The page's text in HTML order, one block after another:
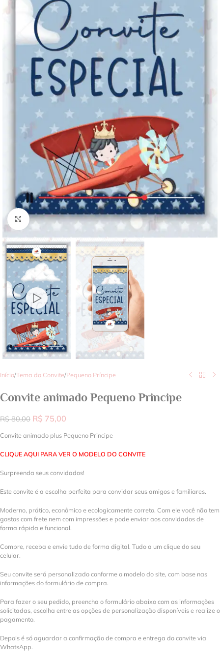
Clique para ampliar
Início/Tema do Convite/Pequeno Príncipe
Convite animado Pequeno Principe
R$80,00 R$ 75,00
Convite animado plus Pequeno Principe
CLIQUE AQUI PARA VER O MODELO DO CONVITE
Surpreenda seus convidados!
Este convite é a escolha perfeita para convidar seus amigos e familiares.
Moderno, prático, econômico e ecologicamente correto. Com ele você não tem
gastos com frete nem com impressões e pode enviar aos convidados de
forma rápida e funcional.
Compre, receba e envie tudo de forma digital. Tudo a um clique do seu
celular.
Seu convite será personalizado conforme o modelo do site, com base nas
informações do formulário de compra.
Para fazer o seu pedido, preencha o formulário abaixo com as informações
solicitadas, escolha entre as opções de personalização disponíveis e realize o
pagamento.
Depois é só aguardar a confirmação de compra e entrega do convite via
WhatsApp.